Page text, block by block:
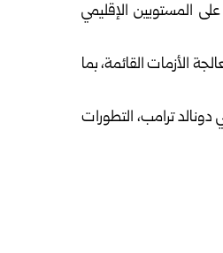
على المستويين الإقليمي
الأزمات القائمة، بما
ترامب، التطورات